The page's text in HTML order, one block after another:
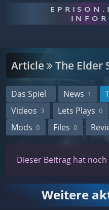
Article The Elder
Das Spiel News 1
Videos 3 Lets Plays 0
Mods 0 Files 0
Dieser Beitrag hat
Weitere